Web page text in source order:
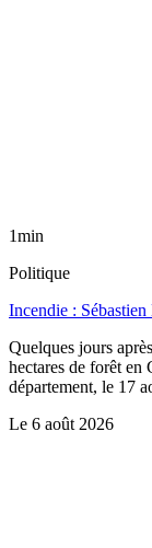
1min
Politique
Incendie :
Quelques jours
hectares de forêt en
département, le 17
Le 6 août 2026